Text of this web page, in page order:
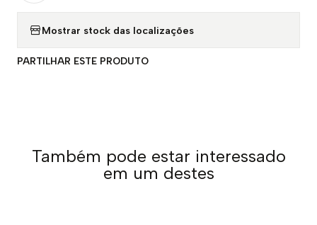
Mostrar stock das localizações
PARTILHAR ESTE PRODUTO
Também pode estar interessado
em um destes